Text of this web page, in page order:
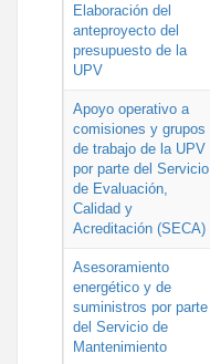
Elaboración del
anteproyecto del
presupuesto de la
UPV
Apoyo operativo a
comisiones y grupos
de trabajo de la UPV
por parte del Servicio
de Evaluación,
Calidad y
Acreditación (SECA)
Asesoramiento
energético y de
suministros por parte
del Servicio de
Mantenimiento